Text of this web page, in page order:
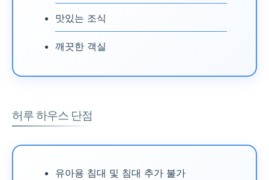
맛있는 조식
깨끗한 객실
허루 하우스 단점
유아용 침대 및 침대 추가 불가